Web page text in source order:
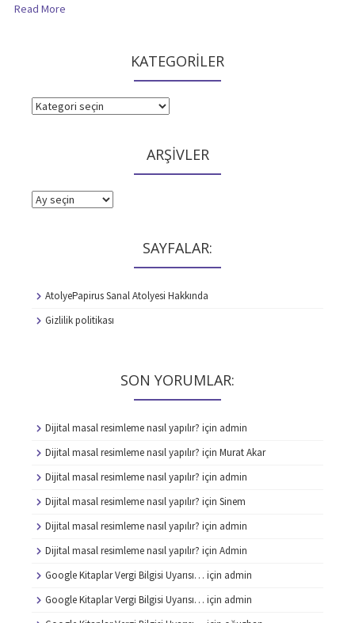
Read More
KATEGORİLER
KATEGORİLER
ARŞİVLER
ARŞİVLER
SAYFALAR:
AtolyePapirus Sanal Atolyesi Hakkında
Gizlilik politikası
SON YORUMLAR:
Dijital masal resimleme nasıl yapılır? için admin
Dijital masal resimleme nasıl yapılır? için Murat Akar
Dijital masal resimleme nasıl yapılır? için admin
Dijital masal resimleme nasıl yapılır? için Sinem
Dijital masal resimleme nasıl yapılır? için admin
Dijital masal resimleme nasıl yapılır? için Admin
Google Kitaplar Vergi Bilgisi Uyarısı… için admin
Google Kitaplar Vergi Bilgisi Uyarısı… için admin